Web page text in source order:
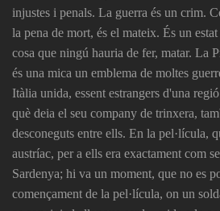
injustes i penals. La guerra és un crim.
la pena de mort, és el mateix. És un
cosa que ningú hauria de fer, matar. La
és una mica un emblema de moltes
Itàlia unida, essent estrangers d'una
què deia el seu company de trinxera,
desconeguts entre ells. En la pel·lícula,
austríac, per a ells era exactament com
Sardenya; hi va un moment, que no es
començament de la pel·lícula, on un